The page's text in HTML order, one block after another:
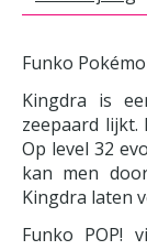
Funko
Kingdra is
zeepaard lijkt.
Op level 32
kan men
Kingdra laten
Funko POP!